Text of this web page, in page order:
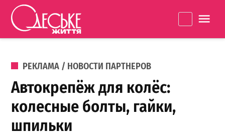
Перейти к содержанию
життя
ОПУБЛИКОВАНО В
РЕКЛАМА / НОВОСТИ ПАРТНЕРОВ
Автокрепёж для колёс:
колесные болты, гайки,
шпильки